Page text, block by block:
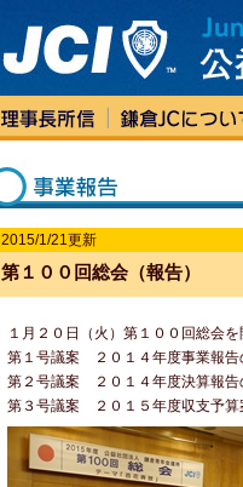
2015/1/21更新
第１００回総会（報告）
１月２０日（火）第１００回総会
第１号議案 ２０１４年度事業報告
第２号議案 ２０１４年度決算報告
第３号議案 ２０１５年度収支予算